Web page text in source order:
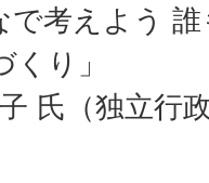
で考えよう
り」
氏（独立行